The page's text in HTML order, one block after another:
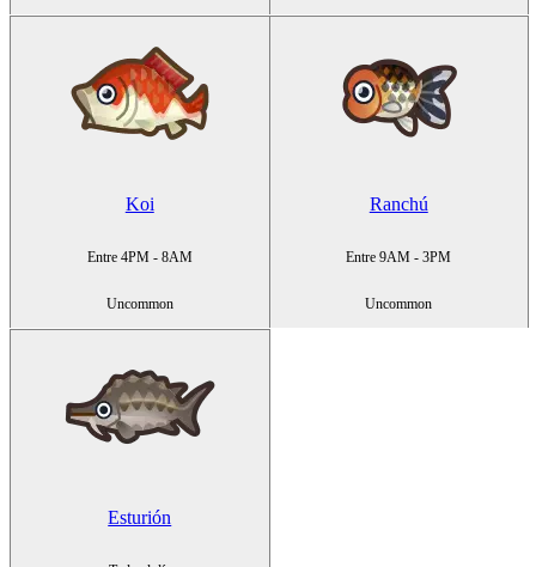
Koi
Entre 4PM - 8AM
Uncommon
Ranchú
Entre 9AM - 3PM
Uncommon
Esturión